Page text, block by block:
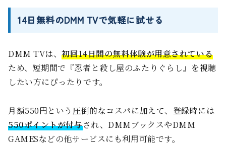
14日無料のDMM TVで気軽に試せる
DMM TVは、初回14日間の無料体験が用意されている
ため、短期間で『忍者と殺し屋のふたりぐらし』を視聴
したい方にぴったりです。
月額550円という圧倒的なコスパに加えて、登録時には
550ポイントが付与され、DMMブックスやDMM
GAMESなどの他サービスにも利用可能です。